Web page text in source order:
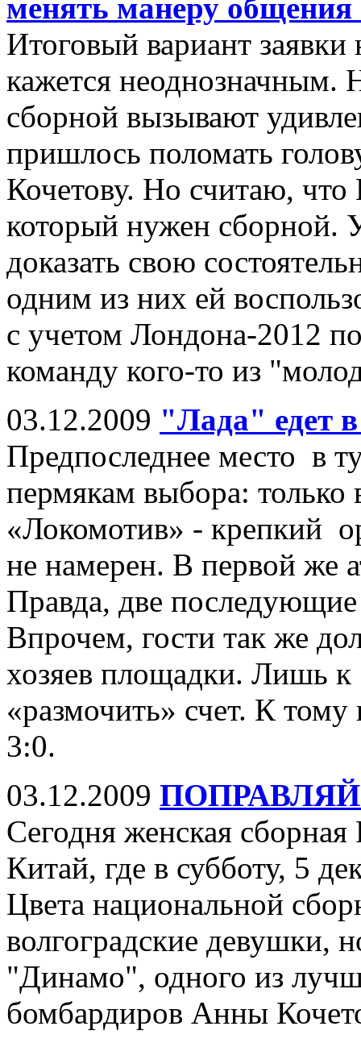
менять манеру общения
Итоговый вариант
кажется неоднозначным.
сборной вызывают
пришлось поломать
Кочетову. Но считаю, что
который нужен сборной.
доказать свою
одним из них ей
с учетом Лондона-2012
команду кого-то из
03.12.2009 "Лада" едет
Предпоследнее место в
пермякам выбора: только
«Локомотив» - крепкий
не намерен. В первой же
Правда, две последующие
Впрочем, гости так же
хозяев площадки. Лишь
«размочить» счет. К
3:0.
03.12.2009
Сегодня женская
Китай, где в субботу, 5
Цвета национальной
волгоградские девушки,
"Динамо", одного из
бомбардиров Анны